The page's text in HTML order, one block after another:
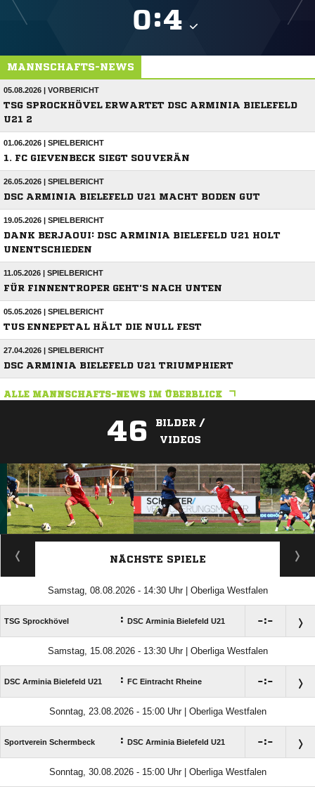
:
MANNSCHAFTS-NEWS
05.08.2026 | VORBERICHT
TSG SPROCKHÖVEL ERWARTET DSC ARMINIA BIELEFELD
U21 2
01.06.2026 | SPIELBERICHT
1. FC GIEVENBECK SIEGT SOUVERÄN
26.05.2026 | SPIELBERICHT
DSC ARMINIA BIELEFELD U21 MACHT BODEN GUT
19.05.2026 | SPIELBERICHT
DANK BERJAOUI: DSC ARMINIA BIELEFELD U21 HOLT
UNENTSCHIEDEN
11.05.2026 | SPIELBERICHT
FÜR FINNENTROPER GEHT'S NACH UNTEN
05.05.2026 | SPIELBERICHT
TUS ENNEPETAL HÄLT DIE NULL FEST
27.04.2026 | SPIELBERICHT
DSC ARMINIA BIELEFELD U21 TRIUMPHIERT
ALLE MANNSCHAFTS-NEWS IM ÜBERBLICK
46
BILDER /
VIDEOS
ANZEIGE
NÄCHSTE SPIELE
Samstag, 08.08.2026 - 14:30 Uhr | Oberliga Westfalen
TSG Sprockhövel : DSC Arminia Bielefeld U21 :
Samstag, 15.08.2026 - 13:30 Uhr | Oberliga Westfalen
DSC Arminia Bielefeld U21 : FC Eintracht Rheine :
Sonntag, 23.08.2026 - 15:00 Uhr | Oberliga Westfalen
Sportverein Schermbeck : DSC Arminia Bielefeld U21 :
Sonntag, 30.08.2026 - 15:00 Uhr | Oberliga Westfalen